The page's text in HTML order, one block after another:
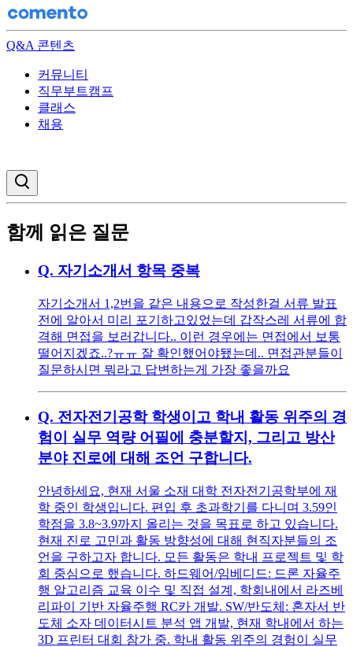
Q&A 콘텐츠
커뮤니티
직무부트캠프
클래스
채용
함께 읽은 질문
Q. 자기소개서 항목 중복
자기소개서 1,2번을 같은 내용으로 작성한걸 서류 발표
전에 알아서 미리 포기하고있었는데 갑작스레 서류에 합
격해 면접을 보러갑니다.. 이런 경우에는 면접에서 보통
떨어지겠죠..?ㅠㅠ 잘 확인했어야됐는데.. 면접관분들이
질문하시면 뭐라고 답변하는게 가장 좋을까요
Q. 전자전기공학 학생이고 학내 활동 위주의 경
험이 실무 역량 어필에 충분할지, 그리고 방산
분야 진로에 대해 조언 구합니다.
안녕하세요, 현재 서울 소재 대학 전자전기공학부에 재
학 중인 학생입니다. 편입 후 초과학기를 다니며 3.59인
학점을 3.8~3.9까지 올리는 것을 목표로 하고 있습니다.
현재 진로 고민과 활동 방향성에 대해 현직자분들의 조
언을 구하고자 합니다. 모든 활동은 학내 프로젝트 및 학
회 중심으로 했습니다. 하드웨어/임베디드: 드론 자율주
행 알고리즘 교육 이수 및 직접 설계, 학회내에서 라즈베
리파이 기반 자율주행 RC카 개발. SW/반도체: 혼자서 반
도체 소자 데이터시트 분석 앱 개발, 현재 학내에서 하는
3D 프린터 대회 참가 중. 학내 활동 위주의 경험이 실무